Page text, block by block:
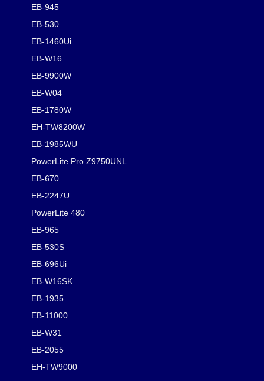
EB-945
EB-530
EB-1460Ui
EB-W16
EB-9900W
EB-W04
EB-1780W
EH-TW8200W
EB-1985WU
PowerLite Pro Z9750UNL
EB-670
EB-2247U
PowerLite 480
EB-965
EB-530S
EB-696Ui
EB-W16SK
EB-1935
EB-11000
EB-W31
EB-2055
EH-TW9000